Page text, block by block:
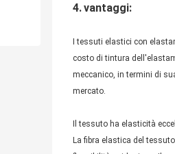
4.vantaggi:
I tessuti elastici con
costo di tintura
meccanico, in termini di
mercato.
Il tessuto ha elasticità
La fibra elastica del